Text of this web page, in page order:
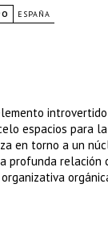
ESPAÑA
espacios para
en torno a un
profunda